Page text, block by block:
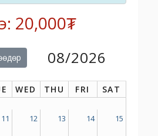
20,000₮
08/2026
WED THU FRI SAT
11 12 13 14 15